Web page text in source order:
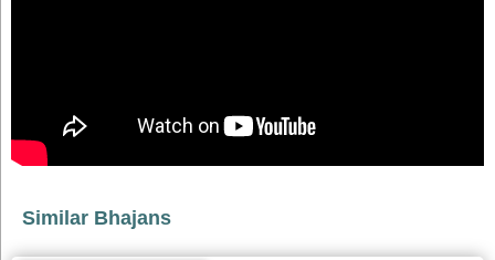
खाटू
भजन
khatu
bhajans
Similar Bhajans